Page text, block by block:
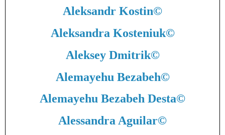
Aleksandr Kostin©
Aleksandra Kosteniuk©
Aleksey Dmitrik©
Alemayehu Bezabeh©
Alemayehu Bezabeh Desta©
Alessandra Aguilar©